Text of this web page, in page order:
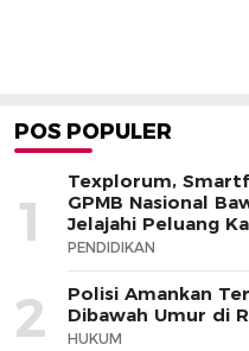
POS POPULER
1
Texplorum,
GPMB Nasional
Jelajahi Peluang
PENDIDIKAN
2
Polisi Amankan
Dibawah Umur di
HUKUM